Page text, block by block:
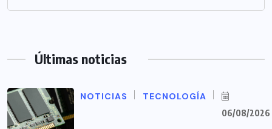
Últimas noticias
NOTICIAS TECNOLOGÍA
06/08/2026